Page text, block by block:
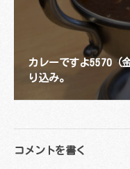
カレーですよ5570
り込み。
コメントを書く